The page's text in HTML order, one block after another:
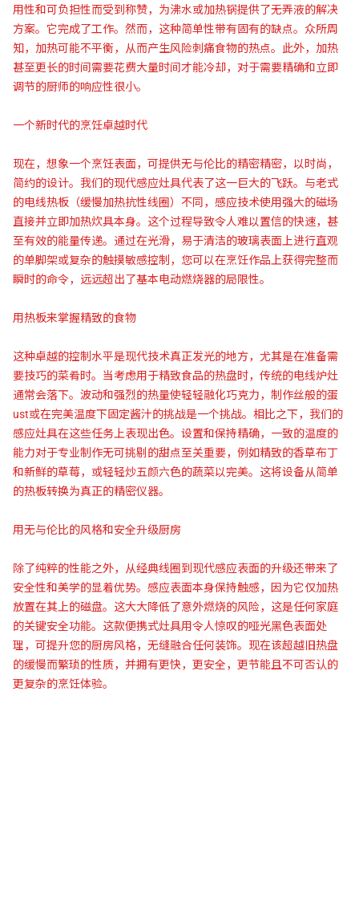
用性和可负担性而受到称赞，为沸水或加热锅提供了无弄液的解决
方案。它完成了工作。然而，这种简单性带有固有的缺点。众所周
知，加热可能不平衡，从而产生风险刺痛食物的热点。此外，加热
甚至更长的时间需要花费大量时间才能冷却，对于需要精确和立即
调节的厨师的响应性很小。
一个新时代的烹饪卓越时代
现在，想象一个烹饪表面，可提供无与伦比的精密精密，以时尚，
简约的设计。我们的现代感应灶具代表了这一巨大的飞跃。与老式
的电线热板（缓慢加热抗性线圈）不同，感应技术使用强大的磁场
直接并立即加热炊具本身。这个过程导致令人难以置信的快速，甚
至有效的能量传递。通过在光滑，易于清洁的玻璃表面上进行直观
的单脚架或复杂的触摸敏感控制，您可以在烹饪作品上获得完整而
瞬时的命令，远远超出了基本电动燃烧器的局限性。
用热板来掌握精致的食物
这种卓越的控制水平是现代技术真正发光的地方，尤其是在准备需
要技巧的菜肴时。当考虑用于精致食品的热盘时，传统的电线炉灶
通常会落下。波动和强烈的热量使轻轻融化巧克力，制作丝般的蛋
ust或在完美温度下固定酱汁的挑战是一个挑战。相比之下，我们的
感应灶具在这些任务上表现出色。设置和保持精确，一致的温度的
能力对于专业制作无可挑剔的甜点至关重要，例如精致的香草布丁
和新鲜的草莓，或轻轻炒五颜六色的蔬菜以完美。这将设备从简单
的热板转换为真正的精密仪器。
用无与伦比的风格和安全升级厨房
除了纯粹的性能之外，从经典线圈到现代感应表面的升级还带来了
安全性和美学的显着优势。感应表面本身保持触感，因为它仅加热
放置在其上的磁盘。这大大降低了意外燃烧的风险，这是任何家庭
的关键安全功能。这款便携式灶具用令人惊叹的哑光黑色表面处
理，可提升您的厨房风格，无缝融合任何装饰。现在该超越旧热盘
的缓慢而繁琐的性质，并拥有更快，更安全，更节能且不可否认的
更复杂的烹饪体验。